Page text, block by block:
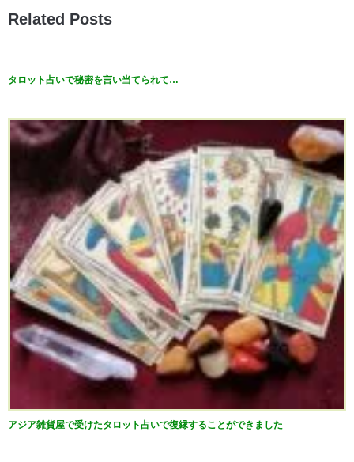
Related Posts
タロット占いで秘密を言い当てられて…
アジア雑貨屋で受けたタロット占いで復縁することができました